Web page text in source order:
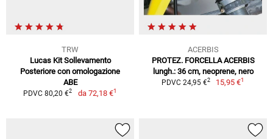
TRW
Lucas Kit Sollevamento
Posteriore con omologazione
ABE
PDVC 80,20 €2 da 72,18 €1
ACERBIS
PROTEZ. FORCELLA ACERBIS
lungh.: 36 cm, neoprene, nero
PDVC 24,95 €2 15,95 €1